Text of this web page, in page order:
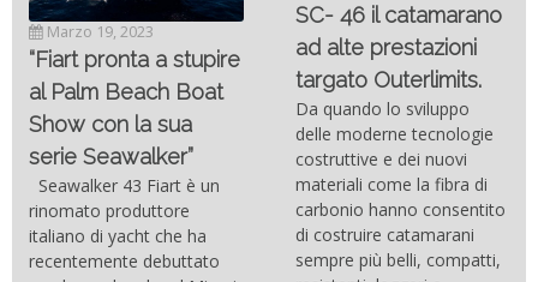
Marzo 19, 2023
“Fiart pronta a stupire
al Palm Beach Boat
Show con la sua
serie Seawalker”
Seawalker 43 Fiart è un
rinomato produttore
italiano di yacht che ha
recentemente debuttato
SC- 46 il catamarano
ad alte prestazioni
targato Outerlimits.
Da quando lo sviluppo
delle moderne tecnologie
costruttive e dei nuovi
materiali come la fibra di
carbonio hanno consentito
di costruire catamarani
sempre più belli, compatti,